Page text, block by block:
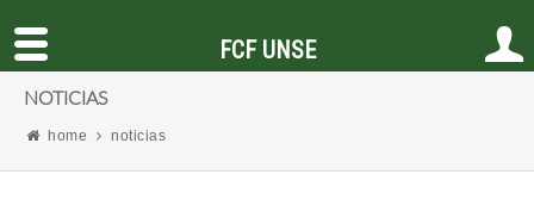
NOTICIAS
home noticias
FCF UNSE